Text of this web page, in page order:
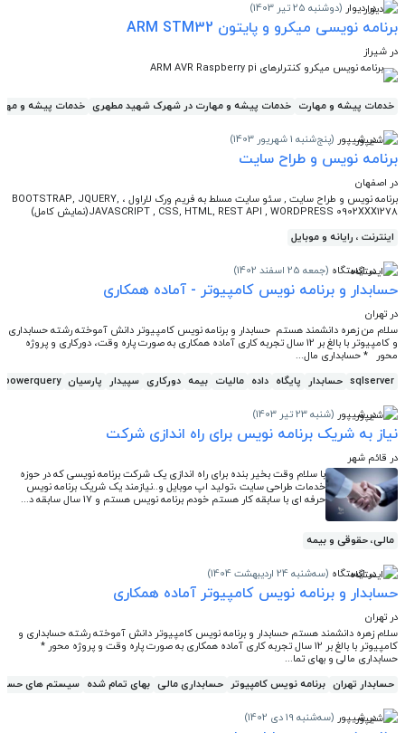
در دیوار (دوشنبه 25 تیر 1403)
برنامه نویسی میکرو و پایتون ARM STM32
در شیراز
برنامه نویس میکرو کنترلرهای ARM AVR Raspberry pi
خدمات پیشه و مهارت خدمات پیشه و مهارت در شهرک شهید مطهری خدمات پیشه و
در شیپور (پنج‌شنبه 1 شهریور 1403)
برنامه نویس و طراح سایت
در اصفهان
برنامه نویس و طراح سایت , سئو سایت مسلط به فریم ورک لاراول ، BOOTSTRAP, JQUERY,
JAVASCRIPT , CSS, HTML, REST API , WORDPRESS 0902XXX1278(نمایش کامل)
اینترنت ، رایانه و موبایل
در ایستگاه (جمعه 25 اسفند 1402)
حسابدار و برنامه نویس کامپیوتر - آماده همکاری
در تهران
سلام من زهره دانشمند هستم حسابدار و برنامه نویس کامپیوتر دانش آموخته رشته حسابداری
و کامپیوتر با بالغ بر 12 سال تجربه کاری آماده همکاری به صورت پاره وقت، دورکاری و پروژه
محور * حسابداری مال...
sqlserver حسابدار پایگاه داده مالیات بیمه دورکاری سپیدار پارسیان powerquery
در شیپور (شنبه 23 تیر 1403)
نیاز به شریک برنامه نویس برای راه اندازی شرکت
در قائم شهر
با سلام وقت بخیر بنده برای راه اندازی یک شرکت برنامه نویسی که در حوزه
خدمات طراحی سایت ،تولید اپ موبایل و..نیازمند یک شریک برنامه نویس
حرفه ای با سابقه کار هستم خودم برنامه نویس هستم و 17 سال سابقه د...
مالی، حقوقی و بیمه
در ایستگاه (سه‌شنبه 24 اردیبهشت 1404)
حسابدار و برنامه نویس کامپیوتر آماده همکاری
در تهران
سلام زهره دانشمند هستم حسابدار و برنامه نویس کامپیوتر دانش آموخته رشته حسابداری و
کامپیوتر با بالغ بر 12 سال تجربه کاری آماده همکاری به صورت پاره وقت و پروژه محور *
حسابداری مالی و بهای تما...
حسابدار تهران برنامه نویس کامپیوتر حسابداری مالی بهای تمام شده سیستم های
در شیپور (سه‌شنبه 19 دی 1402)